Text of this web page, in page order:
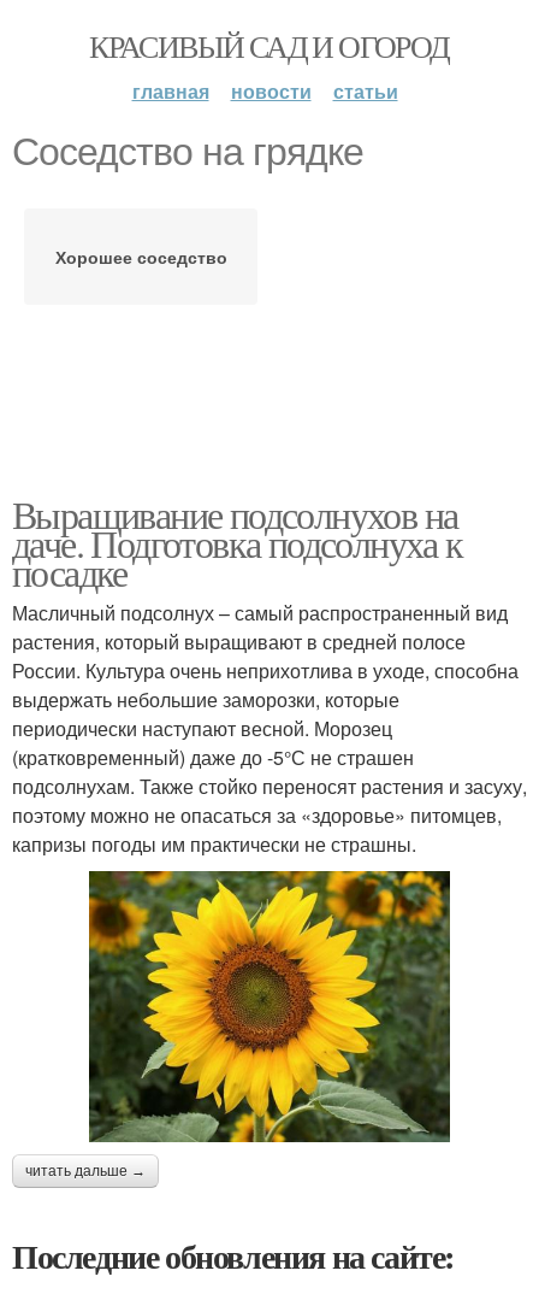
КРАСИВЫЙ САД И ОГОРОД
главная новости статьи
Соседство на грядке
Хорошее соседство
Выращивание подсолнухов на
даче. Подготовка подсолнуха к
посадке
Масличный подсолнух – самый распространенный вид
растения, который выращивают в средней полосе
России. Культура очень неприхотлива в уходе, способна
выдержать небольшие заморозки, которые
периодически наступают весной. Морозец
(кратковременный) даже до -5°С не страшен
подсолнухам. Также стойко переносят растения и засуху,
поэтому можно не опасаться за «здоровье» питомцев,
капризы погоды им практически не страшны.
читать дальше →
Последние обновления на сайте: